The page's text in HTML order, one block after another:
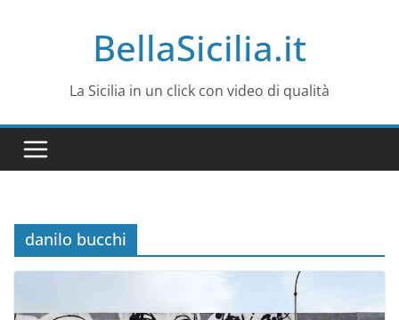
BellaSicilia.it
La Sicilia in un click con video di qualità
danilo bucchi